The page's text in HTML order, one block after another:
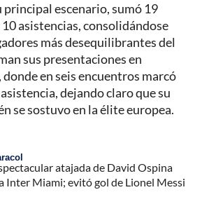
principal escenario, sumó 19
asistencias, consolidándose
más desequilibrantes del
sus presentaciones en
en seis encuentros marcó
dejando claro que su
se sostuvo en la élite europea.
atajada de David Ospina
Inter Miami; evitó gol de Lionel Messi